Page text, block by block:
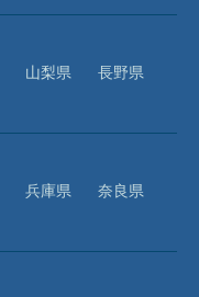
山梨県
長野県
兵庫県
奈良県